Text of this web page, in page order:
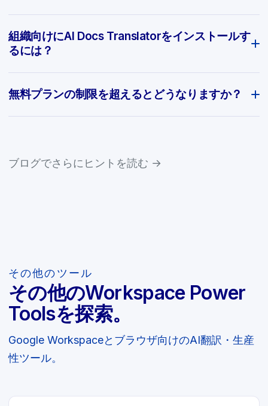
組織向けにAI Docs Translatorをインストールす
るには？
無料プランの制限を超えるとどうなりますか？
ブログでさらにヒントを読む →
その他のツール
その他のWorkspace Power
Toolsを探索。
Google Workspaceとブラウザ向けのAI翻訳・生産
性ツール。